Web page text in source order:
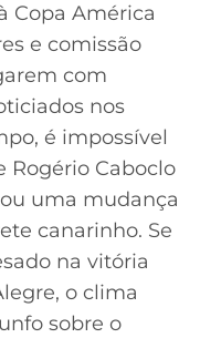
Copa América
e comissão
com
nos
é impossível
Rogério Caboclo
uma mudança
canarinho. Se
na vitória
o clima
sobre o